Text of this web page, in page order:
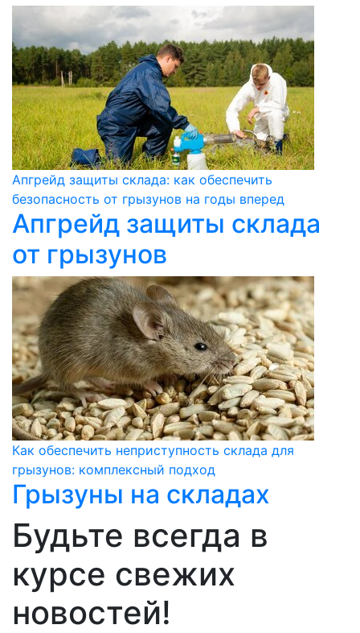
Апгрейд защиты склада: как обеспечить
безопасность от грызунов на годы вперед
Апгрейд защиты склада
от грызунов
Как обеспечить неприступность склада для
грызунов: комплексный подход
Грызуны на складах
Будьте всегда в
курсе свежих
новостей!